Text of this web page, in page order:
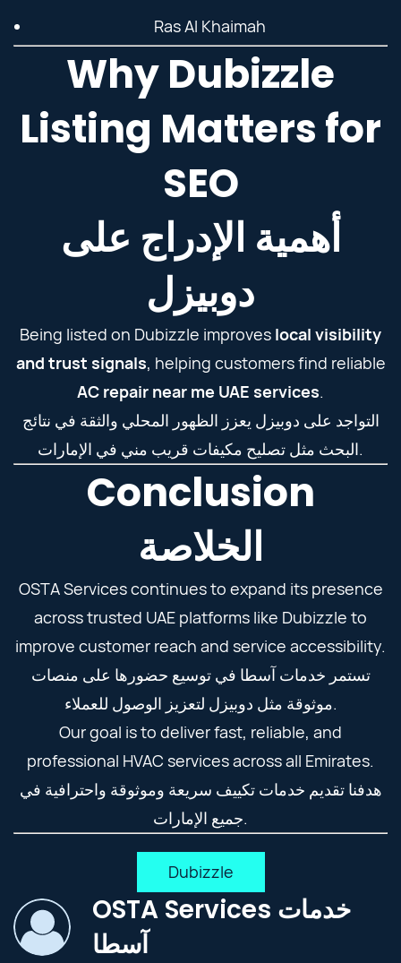
Ras Al Khaimah
Why Dubizzle
Listing Matters for
SEO
أهمية الإدراج على
دوبيزل
Being listed on Dubizzle improves local visibility
and trust signals, helping customers find reliable
AC repair near me UAE services.
التواجد على دوبيزل يعزز الظهور المحلي والثقة في نتائج
البحث مثل تصليح مكيفات قريب مني في الإمارات.
Conclusion
الخلاصة
OSTA Services continues to expand its presence
across trusted UAE platforms like Dubizzle to
improve customer reach and service accessibility.
تستمر خدمات آسطا في توسيع حضورها على منصات
موثوقة مثل دوبيزل لتعزيز الوصول للعملاء.
Our goal is to deliver fast, reliable, and
professional HVAC services across all Emirates.
هدفنا تقديم خدمات تكييف سريعة وموثوقة واحترافية في
جميع الإمارات.
Dubizzle
OSTA Services خدمات
آسطا